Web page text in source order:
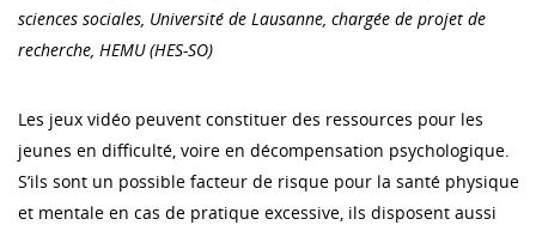
sciences sociales, Université de Lausanne, chargée de projet de
recherche, HEMU (HES-SO)
Les jeux vidéo peuvent constituer des ressources pour les
jeunes en difficulté, voire en décompensation psychologique.
S’ils sont un possible facteur de risque pour la santé physique
et mentale en cas de pratique excessive, ils disposent aussi